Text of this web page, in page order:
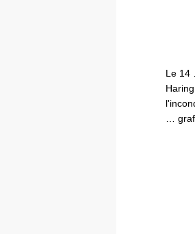
Le 14
…